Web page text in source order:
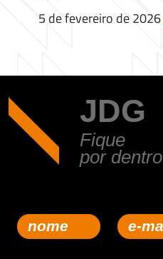
5 de fevereiro de 2026
JDG
Fique
por dentro